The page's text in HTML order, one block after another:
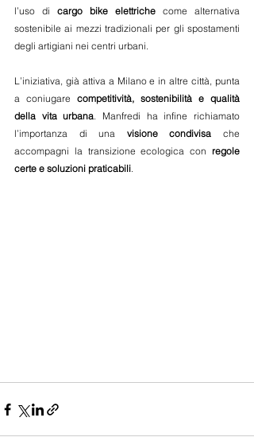
l’uso di cargo bike elettriche come alternativa
sostenibile ai mezzi tradizionali per gli spostamenti
degli artigiani nei centri urbani.
L’iniziativa, già attiva a Milano e in altre città, punta
a coniugare competitività, sostenibilità e qualità
della vita urbana. Manfredi ha infine richiamato
l’importanza di una visione condivisa che
accompagni la transizione ecologica con regole
certe e soluzioni praticabili.